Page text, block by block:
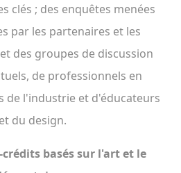
clés ; des enquêtes menées
par les partenaires et les
des groupes de discussion
de professionnels en
de l'industrie et d'éducateurs
du design.
basés sur l'art et le